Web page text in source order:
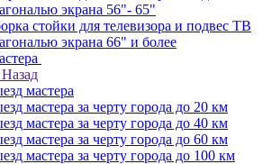
экрана 56"- 65"
стойки для телевизора и подвес ТВ
экрана 66" и более
Назад
мастера
мастера за черту города до 20 км
мастера за черту города до 40 км
мастера за черту города до 60 км
мастера за черту города до 100 км